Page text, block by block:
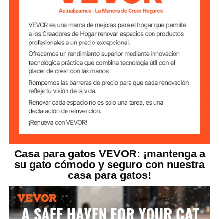
Rango de
temperatura
40-60 ℃ / 104-140 ℉
Tamaño del cojín
42 × 47 cm / 16,53 × 18,50
pulgadas
Peso del producto
Dimensiones del
16,53 × 18,50 pulgadas
Casa para gatos VEVOR: ¡mantenga a
su gato cómodo y seguro con nuestra
casa para gatos!